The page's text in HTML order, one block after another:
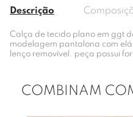
Descrição
Calça de tecido plano em ggt
modelagem pantalona com
lenço removível. peça possui
COMBINAM